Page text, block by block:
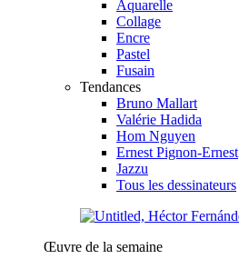
Aquarelle
Collage
Encre
Pastel
Fusain
Tendances
Bruno Mallart
Valérie Hadida
Hom Nguyen
Ernest Pignon-Ernest
Jazzu
Tous les dessinateurs
Œuvre de la semaine